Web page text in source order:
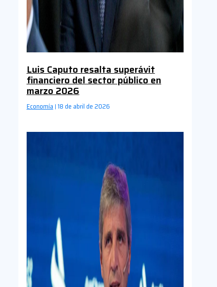
Luis Caputo resalta superávit
financiero del sector público en
marzo 2026
Economía | 18 de abril de 2026